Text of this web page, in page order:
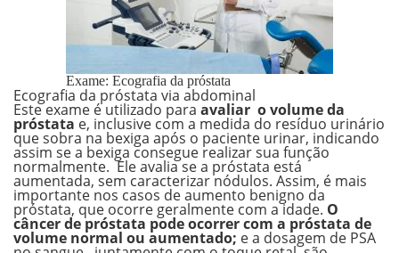
Exame: Ecografia da próstata
Ecografia da próstata via abdominal
Este exame é utilizado para avaliar o volume da
próstata e, inclusive com a medida do resíduo urinário
que sobra na bexiga após o paciente urinar, indicando
assim se a bexiga consegue realizar sua função
normalmente. Ele avalia se a próstata está
aumentada, sem caracterizar nódulos. Assim, é mais
importante nos casos de aumento benigno da
próstata, que ocorre geralmente com a idade. O
câncer de próstata pode ocorrer com a próstata de
volume normal ou aumentado; e a dosagem de PSA